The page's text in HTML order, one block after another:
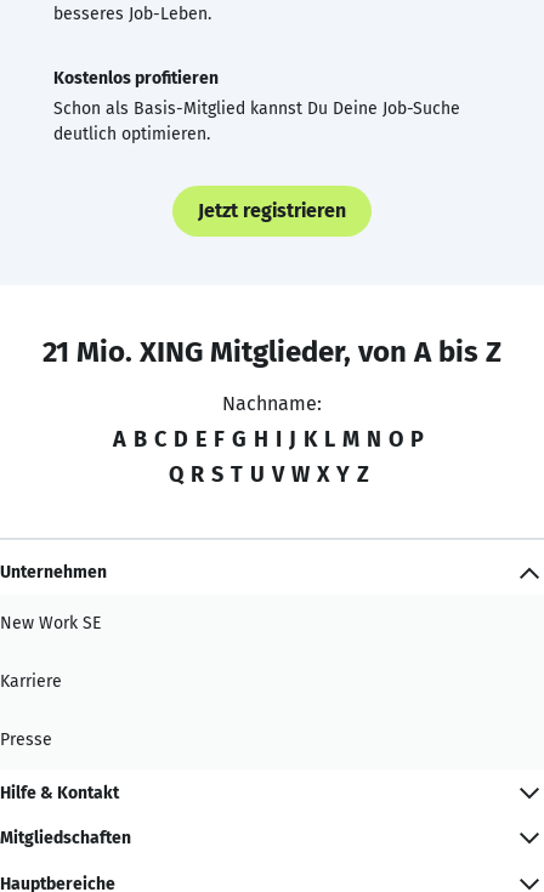
besseres Job-Leben.
Kostenlos profitieren
Schon als Basis-Mitglied kannst Du Deine Job-Suche
deutlich optimieren.
Jetzt registrieren
21 Mio. XING Mitglieder, von A bis Z
Nachname:
A B C D E F G H I J K L M N O P
Q R S T U V W X Y Z
Unternehmen
New Work SE
Karriere
Presse
Hilfe & Kontakt
Mitgliedschaften
Hauptbereiche